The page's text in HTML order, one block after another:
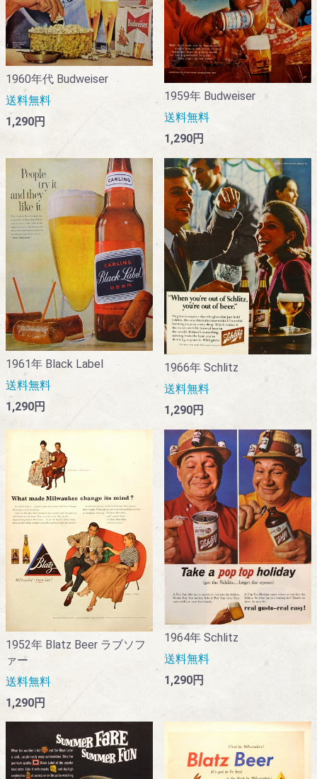
1960年代 Budweiser
送料無料
1,290円
1959年 Budweiser
送料無料
1,290円
1961年 Black Label
送料無料
1,290円
1966年 Schlitz
送料無料
1,290円
1952年 Blatz Beer ラブソフ
ァー
送料無料
1,290円
1964年 Schlitz
送料無料
1,290円